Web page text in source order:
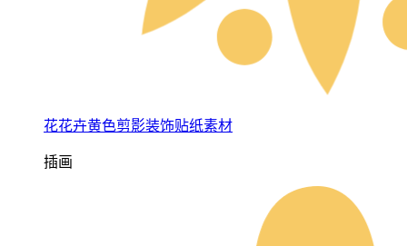
花花卉黄色剪影装饰贴纸素材
插画